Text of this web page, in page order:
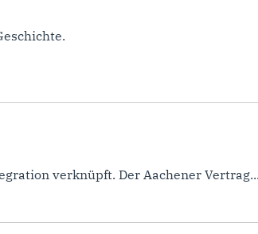
verknüpft. Der Aachener Vertrag...